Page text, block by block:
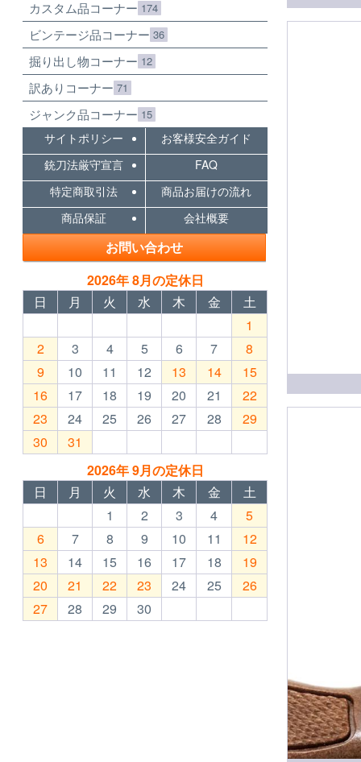
カスタム品コーナー 174
ビンテージ品コーナー 36
掘り出し物コーナー 12
訳ありコーナー 71
ジャンク品コーナー 15
サイトポリシー
お客様安全ガイド
銃刀法厳守宣言
FAQ
特定商取引法
商品お届けの流れ
商品保証
会社概要
お問い合わせ
2026年 8月の定休日
日
月 火 水 木 金
土
1
2
3 4 5 6 7
8
9
10 11 12 13 14
15
16
17 18 19 20 21
22
23
24 25 26 27 28
29
30
31
2026年 9月の定休日
日
月 火 水 木 金
土
1
2 3 4
5
6
7 8 9 10 11
12
13
14 15 16 17 18
19
20
21 22 23 24 25
26
27
28 29 30